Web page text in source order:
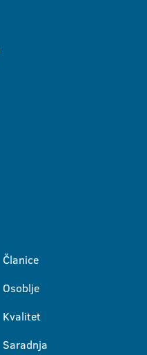
Članice
Osoblje
Kvalitet
Saradnja